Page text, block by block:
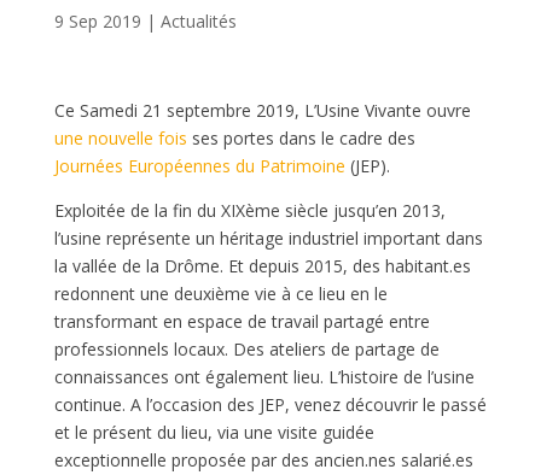
9 Sep 2019 | Actualités
Ce Samedi 21 septembre 2019, L’Usine Vivante ouvre
une nouvelle fois ses portes dans le cadre des
Journées Européennes du Patrimoine (JEP).
Exploitée de la fin du XIXème siècle jusqu’en 2013,
l’usine représente un héritage industriel important dans
la vallée de la Drôme. Et depuis 2015, des habitant.es
redonnent une deuxième vie à ce lieu en le
transformant en espace de travail partagé entre
professionnels locaux. Des ateliers de partage de
connaissances ont également lieu. L’histoire de l’usine
continue. A l’occasion des JEP, venez découvrir le passé
et le présent du lieu, via une visite guidée
exceptionnelle proposée par des ancien.nes salarié.es